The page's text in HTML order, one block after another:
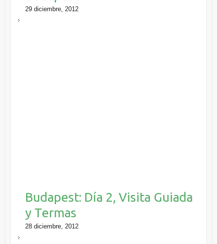
29 diciembre, 2012
Budapest: Día 2, Visita Guiada
y Termas
28 diciembre, 2012